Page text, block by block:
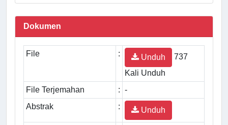
Dokumen
File : Unduh
737
Kali Unduh
File Terjemahan
: -
Abstrak
: Unduh